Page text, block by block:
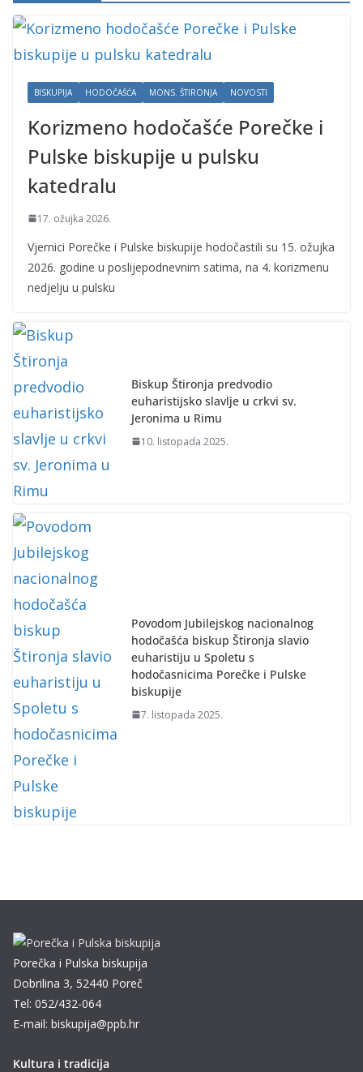
BISKUPIJA HODOČAŠĆA MONS. ŠTIRONJA NOVOSTI
Korizmeno hodočašće Porečke i
Pulske biskupije u pulsku
katedralu
17. ožujka 2026.
Vjernici Porečke i Pulske biskupije hodočastili su 15. ožujka
2026. godine u poslijepodnevnim satima, na 4. korizmenu
nedjelju u pulsku
Biskup Štironja predvodio
euharistijsko slavlje u crkvi sv.
Jeronima u Rimu
10. listopada 2025.
Povodom Jubilejskog nacionalnog
hodočašća biskup Štironja slavio
euharistiju u Spoletu s
hodočasnicima Porečke i Pulske
biskupije
7. listopada 2025.
Porečka i Pulska biskupija
Dobrilina 3, 52440 Poreč
Tel: 052/432-064
E-mail: biskupija@ppb.hr
Kultura i tradicija